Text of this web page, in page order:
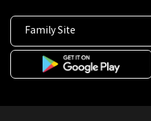
Family Site